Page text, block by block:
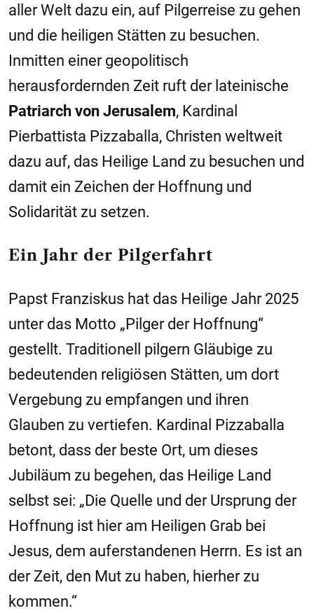
aller Welt dazu ein, auf Pilgerreise zu gehen
und die heiligen Stätten zu besuchen.
Inmitten einer geopolitisch
herausfordernden Zeit ruft der lateinische
Patriarch von Jerusalem, Kardinal
Pierbattista Pizzaballa, Christen weltweit
dazu auf, das Heilige Land zu besuchen und
damit ein Zeichen der Hoffnung und
Solidarität zu setzen.
Ein Jahr der Pilgerfahrt
Papst Franziskus hat das Heilige Jahr 2025
unter das Motto „Pilger der Hoffnung“
gestellt. Traditionell pilgern Gläubige zu
bedeutenden religiösen Stätten, um dort
Vergebung zu empfangen und ihren
Glauben zu vertiefen. Kardinal Pizzaballa
betont, dass der beste Ort, um dieses
Jubiläum zu begehen, das Heilige Land
selbst sei: „Die Quelle und der Ursprung der
Hoffnung ist hier am Heiligen Grab bei
Jesus, dem auferstandenen Herrn. Es ist an
der Zeit, den Mut zu haben, hierher zu
kommen.“